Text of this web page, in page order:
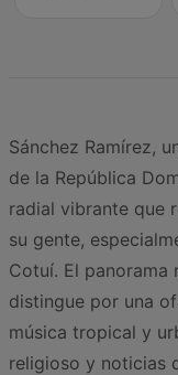
Sánchez Ramírez,
de la República
radial vibrante que
su gente,
Cotuí. El
distingue por una
música tropical y
religioso y noticias